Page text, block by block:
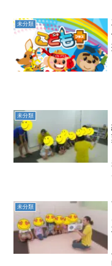
未分類
未分類
未分類